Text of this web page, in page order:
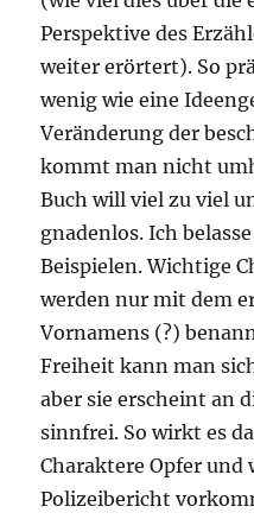
Perspektive des
weiter erörtert). So
wenig wie eine
Veränderung der
kommt man nicht
Buch will viel zu viel
gnadenlos. Ich
Beispielen. Wichtige
werden nur mit dem
Vornamens (?)
Freiheit kann man
aber sie erscheint an
sinnfrei. So wirkt es
Charaktere Opfer und
Polizeibericht